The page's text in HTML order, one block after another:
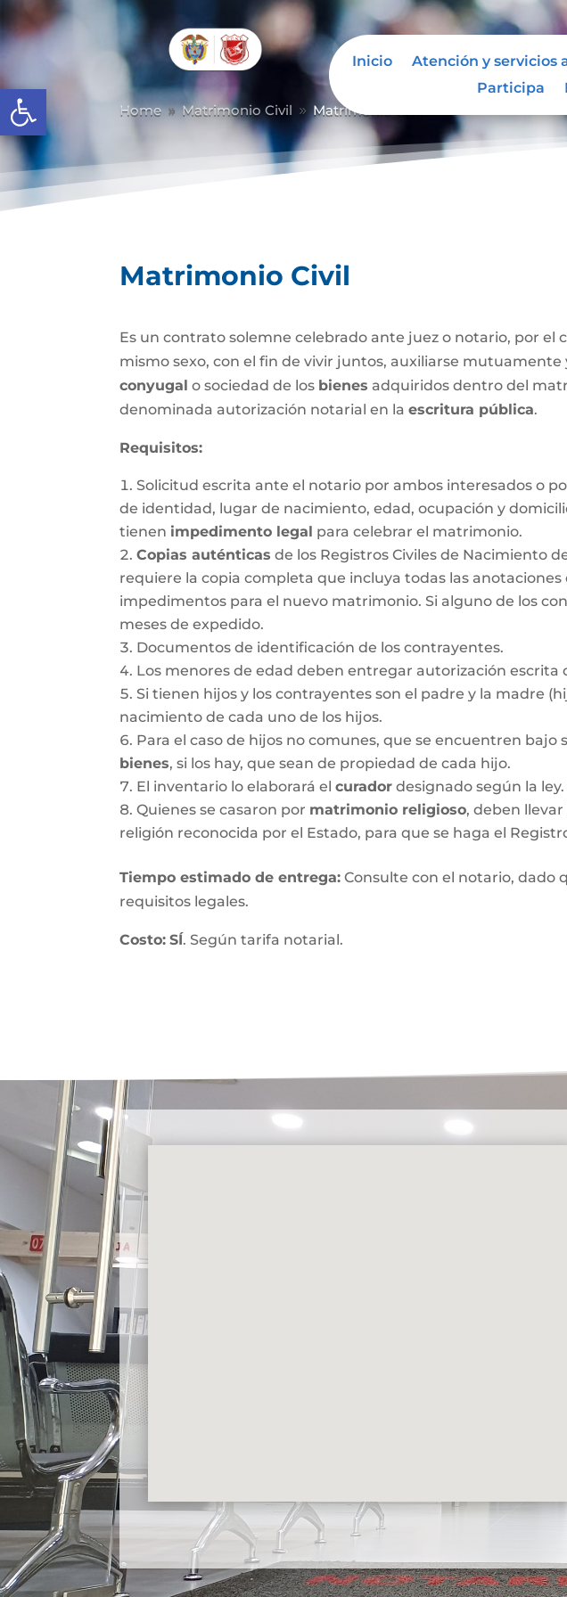
Abrir barra de herramientas
Inicio Atención y servicios
Participa
Home 9 Matrimonio Civil 9 Matrimonio Civil
Matrimonio Civil
Es un contrato solemne celebrado ante juez o notario, por
mismo sexo, con el fin de vivir juntos, auxiliarse
conyugal o sociedad de los bienes adquiridos dentro del
denominada autorización notarial en laescritura pública.
Requisitos:
Solicitud escrita ante el notario por ambos interesados o
de identidad, lugar de nacimiento, edad, ocupación y
tienen impedimento legal para celebrar el matrimonio.
Copias auténticas de los Registros Civiles de Nacimiento
requiere la copia completa que incluya todas las
impedimentos para el nuevo matrimonio. Si alguno de los
meses de expedido.
Documentos de identificación de los contrayentes.
Los menores de edad deben entregar autorización escrita
Si tienen hijos y los contrayentes son el padre y la madre
nacimiento de cada uno de los hijos.
Para el caso de hijos no comunes, que se encuentren bajo
bienes, si los hay, que sean de propiedad de cada hijo.
El inventario lo elaborará elcurador designado según la
Quienes se casaron por matrimonio religioso, deben
religión reconocida por el Estado, para que se haga el
Tiempo estimado de entrega: Consulte con el notario, dado
requisitos legales.
Costo: SÍ. Según tarifa notarial.